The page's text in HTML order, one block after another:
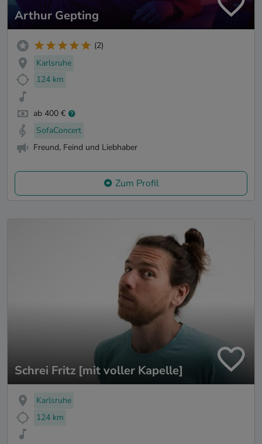
Arthur Gepting
(2)
Karlsruhe
124 km
ab 400 €
SofaConcert
Freund, Feind und Liebhaber
Zum Profil
Schrei Fritz [mit voller Kapelle]
Karlsruhe
124 km